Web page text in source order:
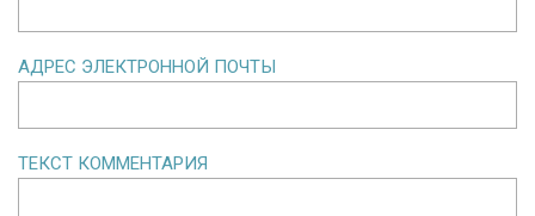
АДРЕС ЭЛЕКТРОННОЙ ПОЧТЫ
ТЕКСТ КОММЕНТАРИЯ